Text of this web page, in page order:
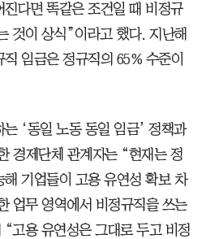
다면 똑같은 조건일 때 비정규
것이 상식”이라고 했다. 지난해
임금은 정규직의 65% 수준이
‘동일 노동 동일 임금’ 정책과
경제단체 관계자는 “현재는 정
기업들이 고용 유연성 확보 차
업무 영역에서 비정규직을 쓰는
고용 유연성은 그대로 두고 비정